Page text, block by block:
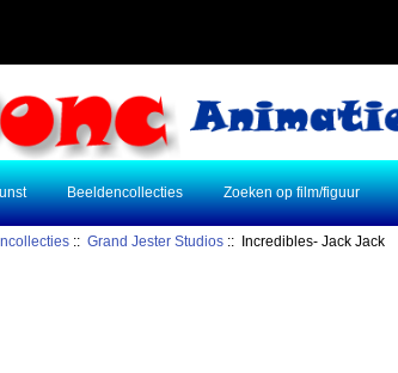
Beeldencollecties Zoeken op film/figuur
::Grand Jester Studios :: Incredibles- Jack Jack